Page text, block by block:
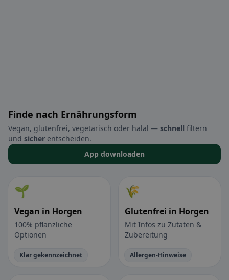
Finde nach Ernährungsform
Vegan, glutenfrei, vegetarisch oder halal — schnell filtern
und sicher entscheiden.
App downloaden
🌱
Vegan in Horgen
100% pflanzliche
Optionen
Klar gekennzeichnet
🌾
Glutenfrei in Horgen
Mit Infos zu Zutaten &
Zubereitung
Allergen-Hinweise